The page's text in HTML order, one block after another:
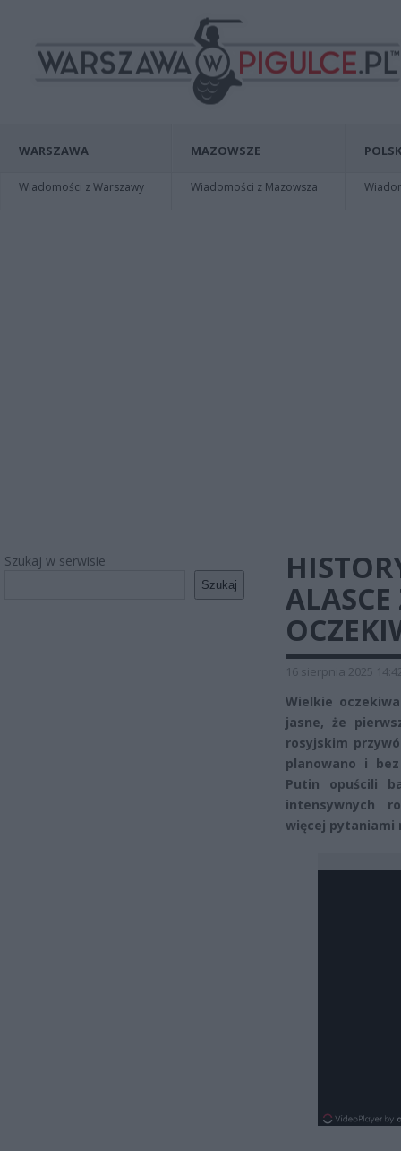
WARSZAWA
Wiadomości z Warszawy
MAZOWSZE
Wiadomości z Mazowsza
Szukaj w serwisie
Szukaj
16 sierpnia 2025
Wielkie
jasne, że
rosyjskim
planowano i
Putin opuścili
intensywnych
więcej pytaniami